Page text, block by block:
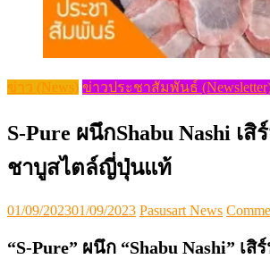
ข่าว (News) ข่าวประชาสัมพันธ์
S-Pure ผนึกShabu Nashi เ
ชาบูสไตล์ญี่ปุ่นแท้
Posted
01/09/202301/09/2023 Author
Pasusart News
“S-Pure” ผนึก “Shabu Nashi” เ